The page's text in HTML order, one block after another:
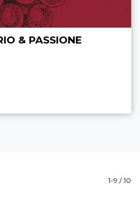
& PASSIONE
1-9 / 10